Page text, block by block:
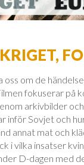
om de
fokuserar på
arkivbilder
inför Sovjet och
annat mat och
i vilka insatser
D-dagen med